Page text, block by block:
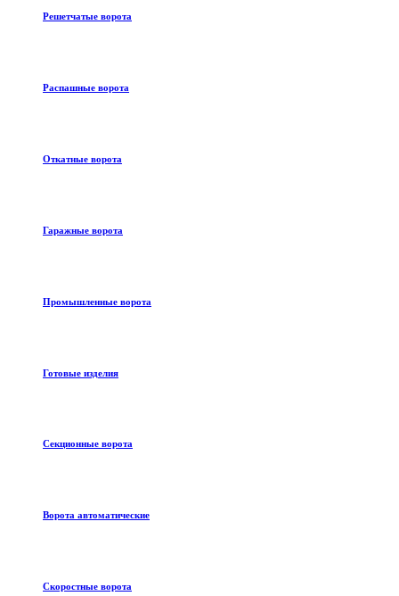
Решетчатые ворота
Распашные ворота
Откатные ворота
Гаражные ворота
Промышленные ворота
Готовые изделия
Секционные ворота
Ворота автоматические
Скоростные ворота